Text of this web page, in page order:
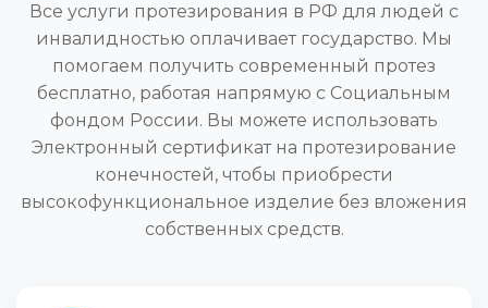
Все услуги протезирования в РФ для людей с
инвалидностью оплачивает государство. Мы
помогаем получить современный протез
бесплатно, работая напрямую с Социальным
фондом России. Вы можете использовать
Электронный сертификат на протезирование
конечностей, чтобы приобрести
высокофункциональное изделие без вложения
собственных средств.